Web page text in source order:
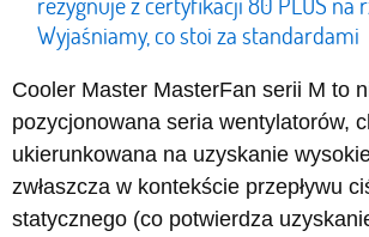
Wyjaśniamy, co stoi za standardami
Cooler Master MasterFan serii M to
pozycjonowana seria wentylatorów,
ukierunkowana na uzyskanie
zwłaszcza w kontekście przepływu
statycznego (co potwierdza